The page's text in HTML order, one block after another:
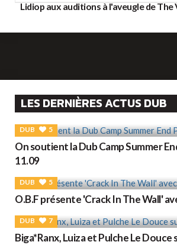
Lidiop aux auditions à l'aveugle de The
LES DERNIÈRES ACTUS DUB
DUB 5
On soutient la Dub Camp Summer
11.09
DUB 5
O.B.F présente 'Crack In The Wall'
DUB 7
Biga*Ranx, Luiza et Pulche Le Douce